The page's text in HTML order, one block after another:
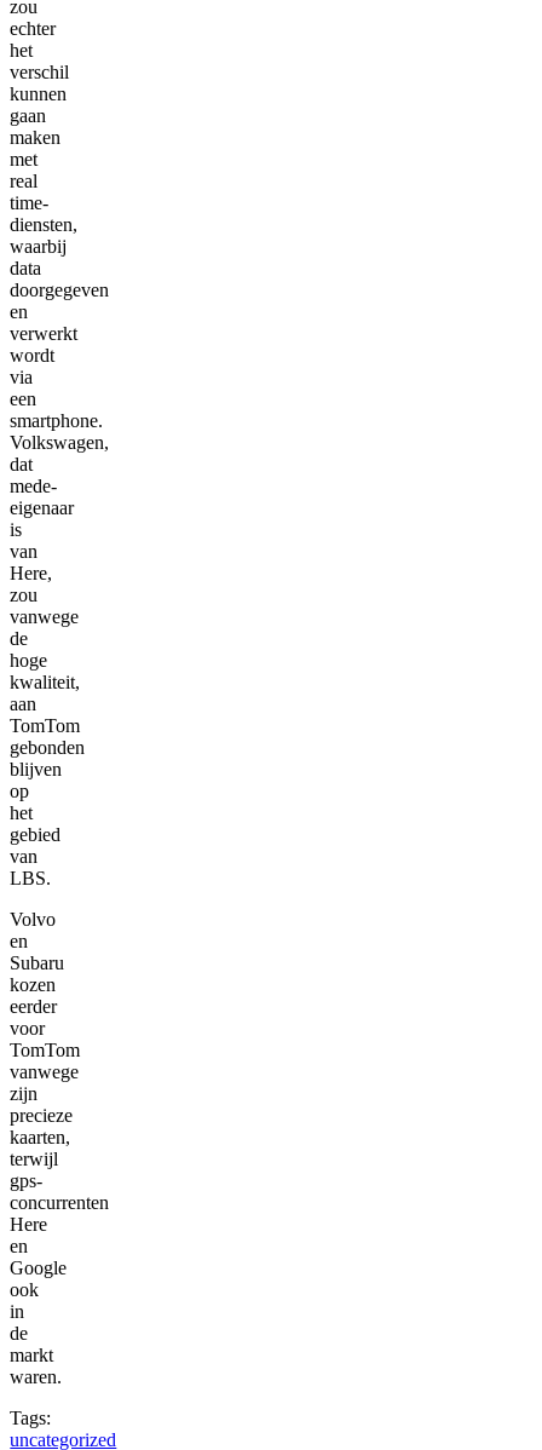
zou
echter
het
verschil
kunnen
gaan
maken
met
real
time-
diensten,
waarbij
data
doorgegeven
en
verwerkt
wordt
via
een
smartphone.
Volkswagen,
dat
mede-
eigenaar
is
van
Here,
zou
vanwege
de
hoge
kwaliteit,
aan
TomTom
gebonden
blijven
op
het
gebied
van
LBS.
Volvo
en
Subaru
kozen
eerder
voor
TomTom
vanwege
zijn
precieze
kaarten,
terwijl
gps-
concurrenten
Here
en
Google
ook
in
de
markt
waren.
Tags:
uncategorized